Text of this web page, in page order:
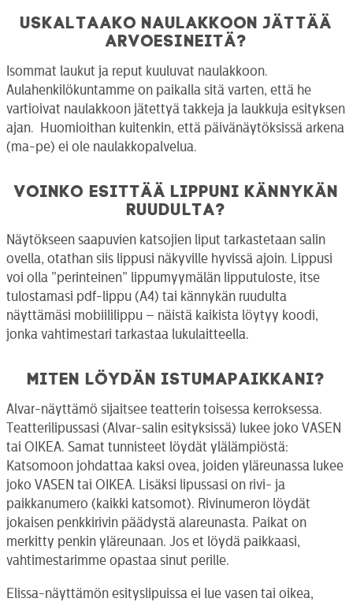
Uskaltaako naulakkoon jättää
arvoesineitä?
Isommat laukut ja reput kuuluvat naulakkoon.
Aulahenkilökuntamme on paikalla sitä varten, että he
vartioivat naulakkoon jätettyä takkeja ja laukkuja esityksen
ajan. Huomioithan kuitenkin, että päivänäytöksissä arkena
(ma-pe) ei ole naulakkopalvelua.
Voinko esittää lippuni kännykän
ruudulta?
Näytökseen saapuvien katsojien liput tarkastetaan salin
ovella, otathan siis lippusi näkyville hyvissä ajoin. Lippusi
voi olla ”perinteinen” lippumyymälän lipputuloste, itse
tulostamasi pdf-lippu (A4) tai kännykän ruudulta
näyttämäsi mobiililippu – näistä kaikista löytyy koodi,
jonka vahtimestari tarkastaa lukulaitteella.
Miten löydän istumapaikkani?
Alvar-näyttämö sijaitsee teatterin toisessa kerroksessa.
Teatterilipussasi (Alvar-salin esityksissä) lukee joko VASEN
tai OIKEA. Samat tunnisteet löydät ylälämpiöstä:
Katsomoon johdattaa kaksi ovea, joiden yläreunassa lukee
joko VASEN tai OIKEA. Lisäksi lipussasi on rivi- ja
paikkanumero (kaikki katsomot). Rivinumeron löydät
jokaisen penkkirivin päädystä alareunasta. Paikat on
merkitty penkin yläreunaan. Jos et löydä paikkaasi,
vahtimestarimme opastaa sinut perille.
Elissa-näyttämön esityslipuissa ei lue vasen tai oikea,